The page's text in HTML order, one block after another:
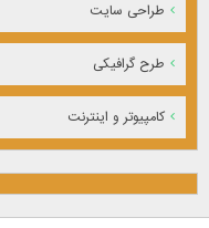
طراحی سایت
طرح گرافیکی
کامپیوتر و اینترنت